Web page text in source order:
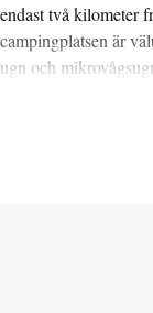
endast två kilometer
campingplatsen är
ugn och
som behövs för en